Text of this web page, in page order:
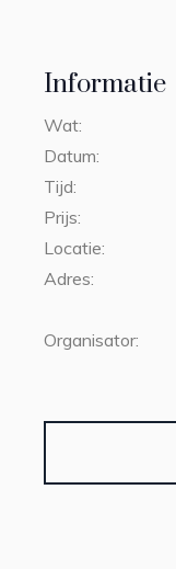
Informatie
Wat:
Datum:
Tijd:
Prijs:
Locatie:
Adres:
Organisator: